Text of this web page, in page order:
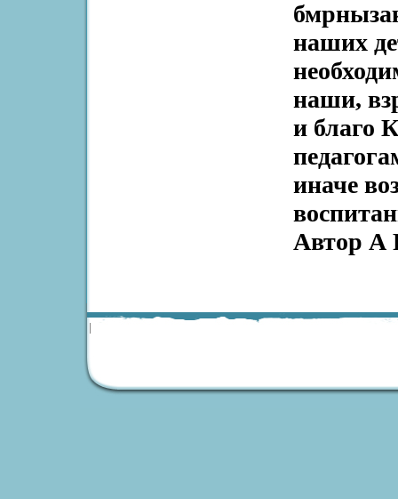
наших
наши,
и благо
иначе
Автор А